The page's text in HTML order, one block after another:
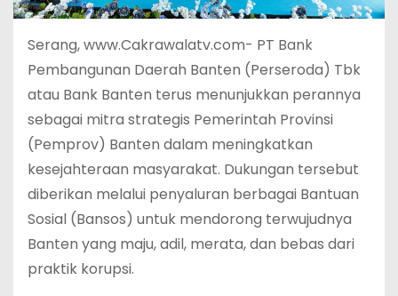
Serang, www.Cakrawalatv.com- PT Bank
Pembangunan Daerah Banten (Perseroda) Tbk
atau Bank Banten terus menunjukkan perannya
sebagai mitra strategis Pemerintah Provinsi
(Pemprov) Banten dalam meningkatkan
kesejahteraan masyarakat. Dukungan tersebut
diberikan melalui penyaluran berbagai Bantuan
Sosial (Bansos) untuk mendorong terwujudnya
Banten yang maju, adil, merata, dan bebas dari
praktik korupsi.